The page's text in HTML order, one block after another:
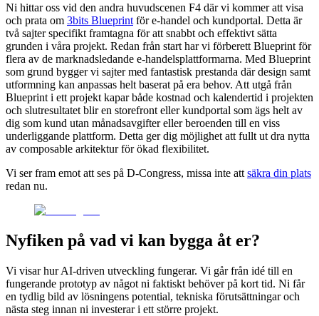
Ni hittar oss vid den andra huvudscenen F4 där vi kommer att visa
och prata om 3bits Blueprint för e-handel och kundportal. Detta är
två sajter specifikt framtagna för att snabbt och effektivt sätta
grunden i våra projekt. Redan från start har vi förberett Blueprint för
flera av de marknadsledande e-handelsplattformarna. Med Blueprint
som grund bygger vi sajter med fantastisk prestanda där design samt
utformning kan anpassas helt baserat på era behov. Att utgå från
Blueprint i ett projekt kapar både kostnad och kalendertid i projekten
och slutresultatet blir en storefront eller kundportal som ägs helt av
dig som kund utan månadsavgifter eller beroenden till en viss
underliggande plattform. Detta ger dig möjlighet att fullt ut dra nytta
av composable arkitektur för ökad flexibilitet.
Vi ser fram emot att ses på D-Congress, missa inte att säkra din plats
redan nu.
Nyfiken på vad vi kan bygga åt er?
Vi visar hur AI-driven utveckling fungerar. Vi går från idé till en
fungerande prototyp av något ni faktiskt behöver på kort tid. Ni får
en tydlig bild av lösningens potential, tekniska förutsättningar och
nästa steg innan ni investerar i ett större projekt.